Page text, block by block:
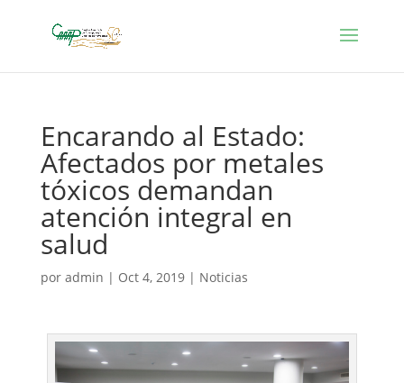
Encarando al Estado:
Afectados por metales
tóxicos demandan
atención integral en
salud
por admin | Oct 4, 2019| Noticias